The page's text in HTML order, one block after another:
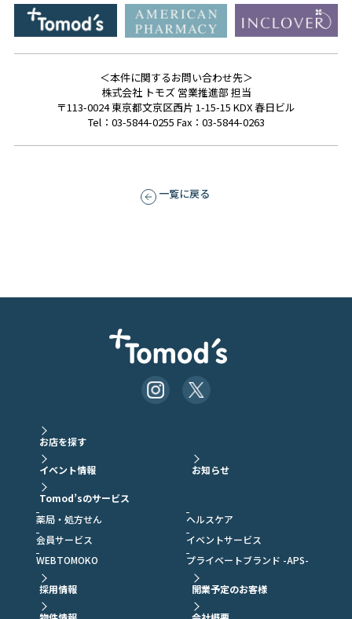
＜本件に関するお問い合わせ先＞
株式会社 トモズ 営業推進部 担当
〒113-0024 東京都文京区西片 1-15-15 KDX 春日ビル
Tel：03-5844-0255 Fax：03-5844-0263
一覧に戻る
お店を探す
イベント情報 お知らせ
Tomod’sのサービス
薬局・処方せん
ヘルスケア
会員サービス
イベントサービス
WEBTOMOKO
プライベートブランド -APS-
採用情報 開業予定のお客様